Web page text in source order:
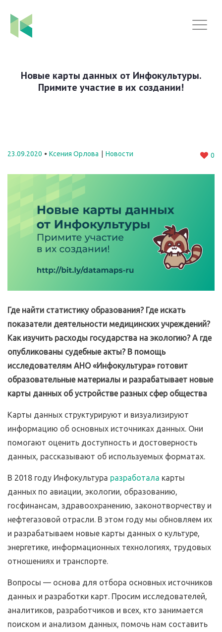
Новые карты данных от Инфокультуры.
Примите участие в их создании!
23.09.2020 Ксения Орлова Новости 0
Где найти статистику образования? Где искать
показатели деятельности медицинских учреждений?
Как изучить расходы государства на экологию? А где
опубликованы судебные акты? В помощь
исследователям АНО «Инфокультура» готовит
образовательные материалы и разрабатывает новые
карты данных об устройстве разных сфер общества
Карты данных структурируют и визуализируют
информацию об основных источниках данных. Они
помогают оценить доступность и достоверность
данных, рассказывают об используемых форматах.
В 2018 году Инфокультура разработала карты
данных по авиации, экологии, образованию,
госфинансам, здравоохранению, законотворчеству и
нефтегазовой отрасли. В этом году мы обновляем их
и разрабатываем новые карты данных о культуре,
энергетике, информационных технологиях, трудовых
отношениях и транспорте.
Вопросы — основа для отбора основных источников
данных и разработки карт. Просим исследователей,
аналитиков, разработчиков и всех, кто занимается
поиском и анализом данных, помочь нам составить